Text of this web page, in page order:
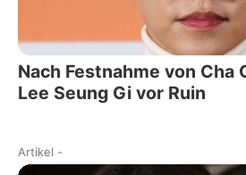
Nach Festnahme von Cha
Lee Seung Gi vor Ruin
Artikel -